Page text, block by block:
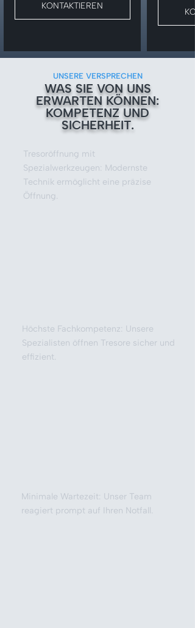
KONTAKTIEREN
UNSERE VERSPRECHEN
WAS SIE VON UNS
ERWARTEN KÖNNEN:
KOMPETENZ UND
SICHERHEIT.
Tresoröffnung mit
Spezialwerkzeugen: Modernste
Technik ermöglicht eine präzise
Öffnung.
Höchste Fachkompetenz: Unsere
Spezialisten öffnen Tresore sicher und
effizient.
Minimale Wartezeit: Unser Team
reagiert prompt auf Ihren Notfall.